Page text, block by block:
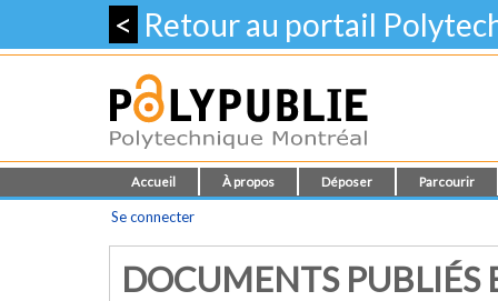
< Retour au portail
Accueil À propos Déposer Parcourir
Se connecter
DOCUMENTS PUBLIÉS